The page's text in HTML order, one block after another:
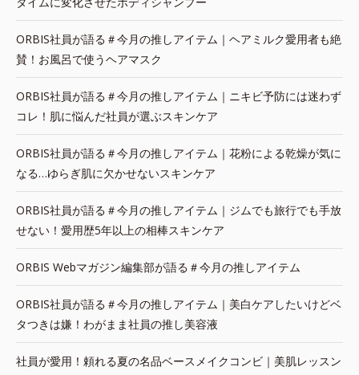
ORBIS社員が語る＃今月の推しアイテム｜ヘアミルク愛用者も絶
賛！お風呂で使うヘアマスク
ORBIS社員が語る＃今月の推しアイテム｜ニキビ予防には迷わず
コレ！肌に悩んだ社員が選ぶスキンケア
ORBIS社員が語る＃今月の推しアイテム｜花粉による乾燥が気に
なる…ゆらぎ肌に欠かせないスキンケア
ORBIS社員が語る＃今月の推しアイテム｜ジムでも旅行でも手放
せない！愛用歴5年以上の相棒スキンケア
ORBIS Webマガジン編集部が語る＃今月の推しアイテム
ORBIS社員が語る＃今月の推しアイテム｜美白ケアしたいけどベ
タつきは嫌！わがまま社員の推し美容液
社員が愛用！頼れる夏の名品ベースメイクコンビ｜美肌レッスン